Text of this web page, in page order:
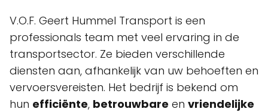
V.O.F. Geert Hummel Transport is een
professionals team met veel ervaring in de
transportsector. Ze bieden verschillende
diensten aan, afhankelijk van uw behoeften en
vervoersvereisten. Het bedrijf is bekend om
hun efficiënte, betrouwbare en vriendelijke